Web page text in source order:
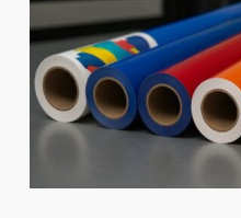
Sucursal
Av del Astillero 129 Centro
Guanajuato
Tel:(477) 776 8994